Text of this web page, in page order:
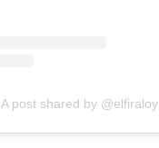
A post shared by @elfiraloy